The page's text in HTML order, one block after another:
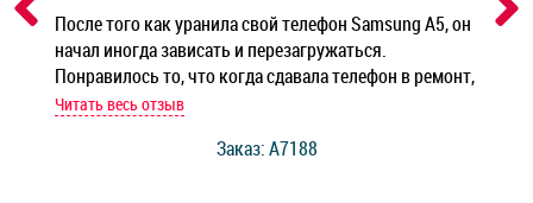
После того как уранила свой телефон Samsung A5, он
начал иногда зависать и перезагружаться.
Понравилось то, что когда сдавала телефон в ремонт,
мастер при мне сделал быструю диагностику и сказал
работы и оперативность!
Читать весь отзыв
Заказ: A7188